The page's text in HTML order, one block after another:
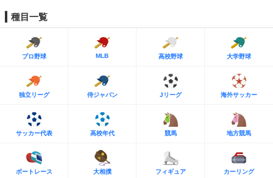
種目一覧
プロ野球 MLB 高校野球 大学野球
独立リーグ 侍ジャパン Jリーグ 海外サッカー
サッカー代表 高校年代 競馬 地方競馬
ボートレース 大相撲 フィギュア カーリング